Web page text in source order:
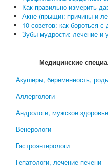
Как правильно измерить
Акне (прыщи): причины и
10 советов: как бороться с
Зубы мудрости: лечение и
Медицинские
Акушеры, беременность,
Аллергологи
Андрологи, мужское здоровье
Венерологи
Гастроэнтерологи
Гепатологи, лечение печени